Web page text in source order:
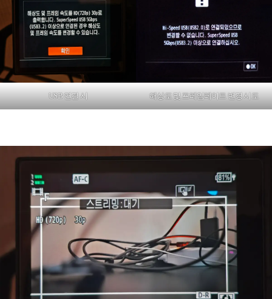
USB 연결 시 해상도 및 프레임레이트 변경 시도